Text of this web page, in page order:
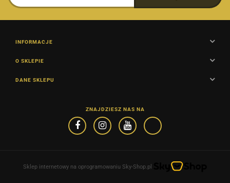
INFORMACJE
O SKLEPIE
DANE SKLEPU
ZNAJDZIESZ NAS NA
Sklep internetowy na oprogramowaniu Sky-Shop.pl